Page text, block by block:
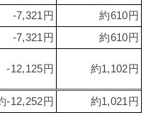
-7,321円
約610円
-7,321円
約610円
-12,125円 約1,102円
-12,252円
約1,021円